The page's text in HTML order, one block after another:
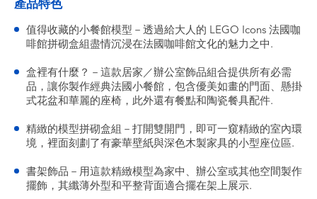
產品特色
值得收藏的小餐館模型－透過給大人的 LEGO Icons 法國咖
啡館拼砌盒組盡情沉浸在法國咖啡館文化的魅力之中.
盒裡有什麼？－這款居家／辦公室飾品組合提供所有必需
品，讓你製作經典法國小餐館，包含優美如畫的門面、懸掛
式花盆和華麗的座椅，此外還有餐點和陶瓷餐具配件.
精緻的模型拼砌盒組－打開雙開門，即可一窺精緻的室內環
境，裡面刻劃了有豪華壁紙與深色木製家具的小型座位區.
書架飾品－用這款精緻模型為家中、辦公室或其他空間製作
擺飾，其纖薄外型和平整背面適合擺在架上展示.